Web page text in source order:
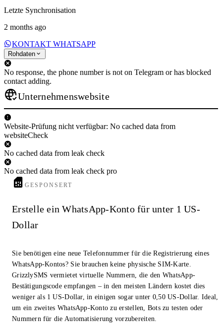
Letzte Synchronisation
2 months ago
KONTAKT WHATSAPP
Rohdaten
No response, the phone number is not on Telegram or has blocked
contact adding.
Unternehmenswebsite
Website-Prüfung nicht verfügbar: No cached data from
websiteCheck
No cached data from leak check
No cached data from leak check pro
GESPONSERT
Erstelle ein WhatsApp-Konto für unter 1 US-
Dollar
Sie benötigen eine neue Telefonnummer für die Registrierung eines
WhatsApp-Kontos? Sie brauchen keine physische SIM-Karte.
GrizzlySMS vermietet virtuelle Nummern, die den WhatsApp-
Bestätigungscode empfangen – in den meisten Ländern kostet dies
weniger als 1 US-Dollar, in einigen sogar unter 0,50 US-Dollar. Ideal,
um ein zweites WhatsApp-Konto zu erstellen, Bots zu testen oder
Nummern für die Automatisierung vorzubereiten.